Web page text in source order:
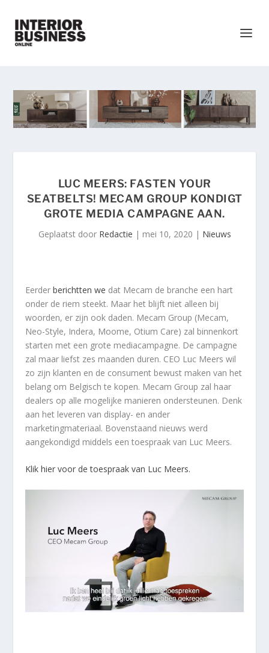
LUC MEERS: FASTEN YOUR
SEATBELTS! MECAM GROUP KONDIGT
GROTE MEDIA CAMPAGNE AAN.
Geplaatst door Redactie | mei 10, 2020 | Nieuws
Eerderberichtten we dat Mecam de branche een hart
onder de riem steekt. Maar het blijft niet alleen bij
woorden, er zijn ook daden. Mecam Group (Mecam,
Neo-Style, Indera, Moome, Otium Care) zal binnenkort
starten met een grote mediacampagne. De campagne
zal maar liefst zes maanden duren. CEO Luc Meers wil
zo zijn klanten en de consument bewust maken van het
belang om Belgisch te kopen. Mecam Group zal haar
dealers op alle mogelijke manieren ondersteunen. Denk
aan het leveren van display- en ander
marketingmateriaal. Bovenstaand nieuws werd
aangekondigd middels een toespraak van Luc Meers.
Klik hier voor de toespraak van Luc Meers.